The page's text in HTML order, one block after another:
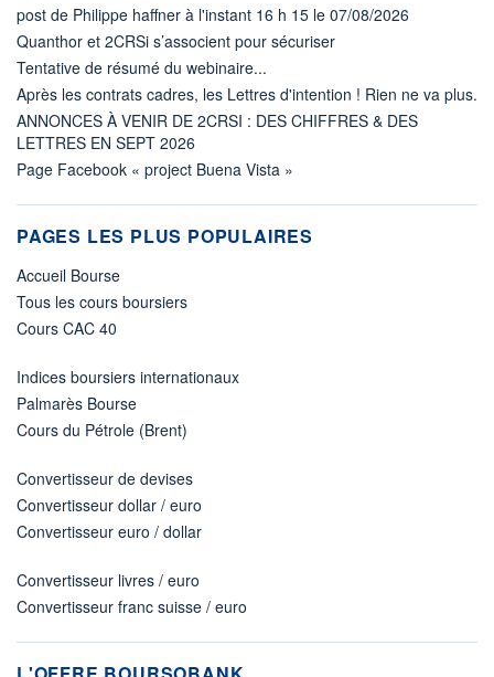
post de Philippe haffner à l'instant 16 h 15 le 07/08/2026
Quanthor et 2CRSi s’associent pour sécuriser
Tentative de résumé du webinaire...
Après les contrats cadres, les Lettres d'intention ! Rien ne va plus.
ANNONCES À VENIR DE 2CRSI : DES CHIFFRES & DES
LETTRES EN SEPT 2026
Page Facebook « project Buena Vista »
PAGES LES PLUS POPULAIRES
Accueil Bourse
Tous les cours boursiers
Cours CAC 40
Indices boursiers internationaux
Palmarès Bourse
Cours du Pétrole (Brent)
Convertisseur de devises
Convertisseur dollar / euro
Convertisseur euro / dollar
Convertisseur livres / euro
Convertisseur franc suisse / euro